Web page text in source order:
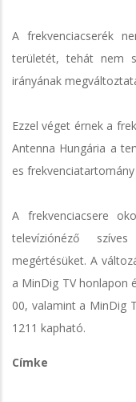
A frekvenciacserék
területét, tehát nem
irányának
Ezzel véget érnek a
Antenna Hungária a
es
A frekvenciacsere
televíziónéző
megértésüket. A
a MinDig TV honlapon
00, valamint a MinDig
1211 kapható.
Címke